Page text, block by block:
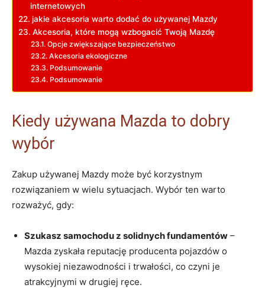
internetowych
jakie akcesoria warto dodać do używanej Mazdy
Akcesoria, które mogą wzbogacić Twoją Mazdę
Opcje zwiększające bezpieczeństwo
Akcesoria ekologiczne
Podsumowanie
Podsumowanie
Kiedy używana Mazda to dobry
wybór
Zakup używanej Mazdy może być korzystnym
rozwiązaniem w wielu sytuacjach. Wybór ten warto
rozważyć, gdy:
Szukasz samochodu z solidnych fundamentów –
Mazda zyskała reputację producenta pojazdów o
wysokiej niezawodności i trwałości, co czyni je
atrakcyjnymi w drugiej ręce.